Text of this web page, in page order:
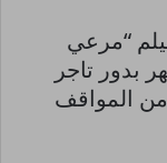
“مرعي
بدور تاجر
من المواقف